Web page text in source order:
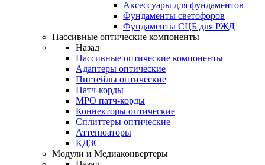
Аксессуары для фундаментов
Фундаменты светофоров
Фундаменты СЦБ для РЖД
Пассивные оптические компоненты
Назад
Пассивные оптические компоненты
Адаптеры оптические
Пигтейлы оптические
Патч-корды
MPO патч-корды
Коннекторы оптические
Сплиттеры оптические
Аттенюаторы
КДЗС
Модули и Медиаконвертеры